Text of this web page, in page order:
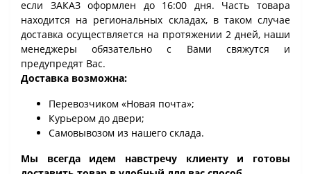
если ЗАКАЗ оформлен до 16:00 дня. Часть товара
находится на региональных складах, в таком случае
доставка осуществляется на протяжении 2 дней, наши
менеджеры обязательно с Вами свяжутся и
предупредят Вас.
Доставка возможна:
Перевозчиком «Новая почта»;
Курьером до двери;
Самовывозом из нашего склада.
Мы всегда идем навстречу клиенту и готовы